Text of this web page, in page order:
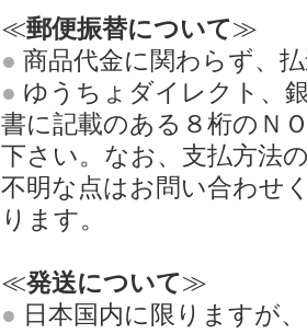
≪郵便振替について≫
● 商品代金に関わらず、
● ゆうちょダイレクト、
書に記載のある８桁のＮ
下さい。なお、支払方法
不明な点はお問い合わせ
ります。
≪発送について≫
● 日本国内に限りますが